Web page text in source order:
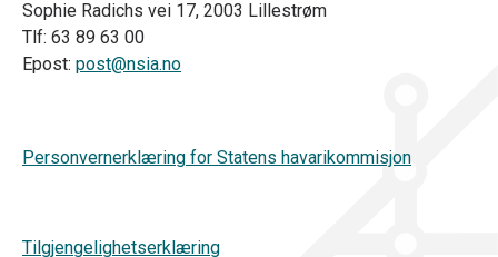
Sophie Radichs vei 17, 2003 Lillestrøm
Tlf: 63 89 63 00
Epost: post@nsia.no
Personvernerklæring for Statens havarikommisjon
Tilgjengelighetserklæring